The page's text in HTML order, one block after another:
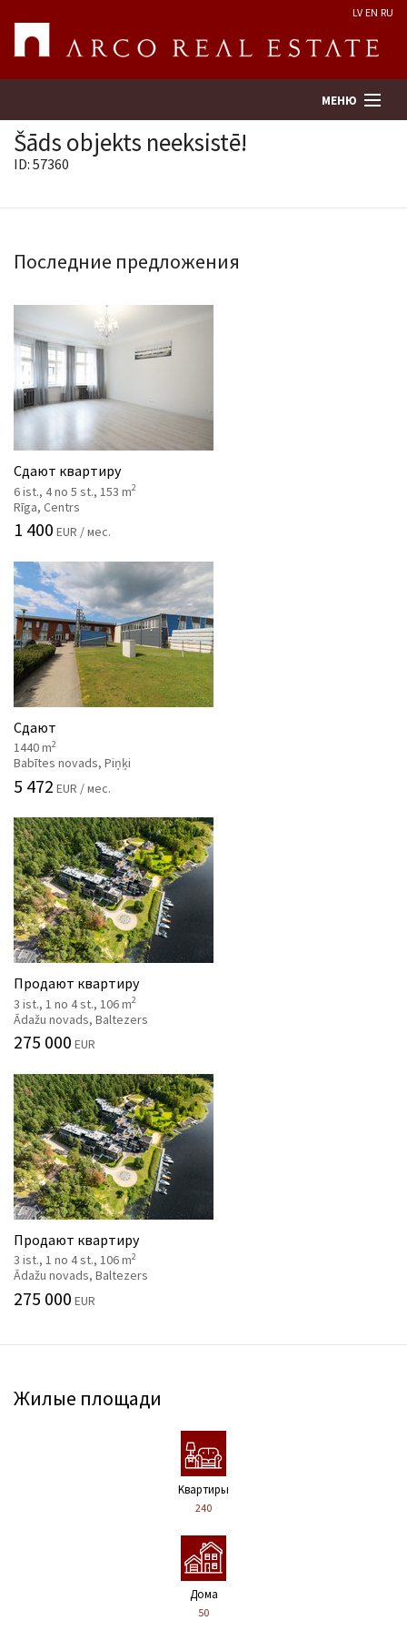
LV EN RU
МЕНЮ
Предприятие
Kонтакты
Šāds objekts neeksistē!
ID: 57360
Последние предложения
Сдают квартиру
6 ist., 4 no 5 st., 153 m2
Rīga, Centrs
1 400 EUR / мес.
Сдают
1440 m2
Babītes novads, Piņķi
5 472 EUR / мес.
Продают квартиру
3 ist., 1 no 4 st., 106 m2
Ādažu novads, Baltezers
275 000 EUR
Продают квартиру
3 ist., 1 no 4 st., 106 m2
Ādažu novads, Baltezers
275 000 EUR
Жилые площади
Kвартиры
240
Дома
50